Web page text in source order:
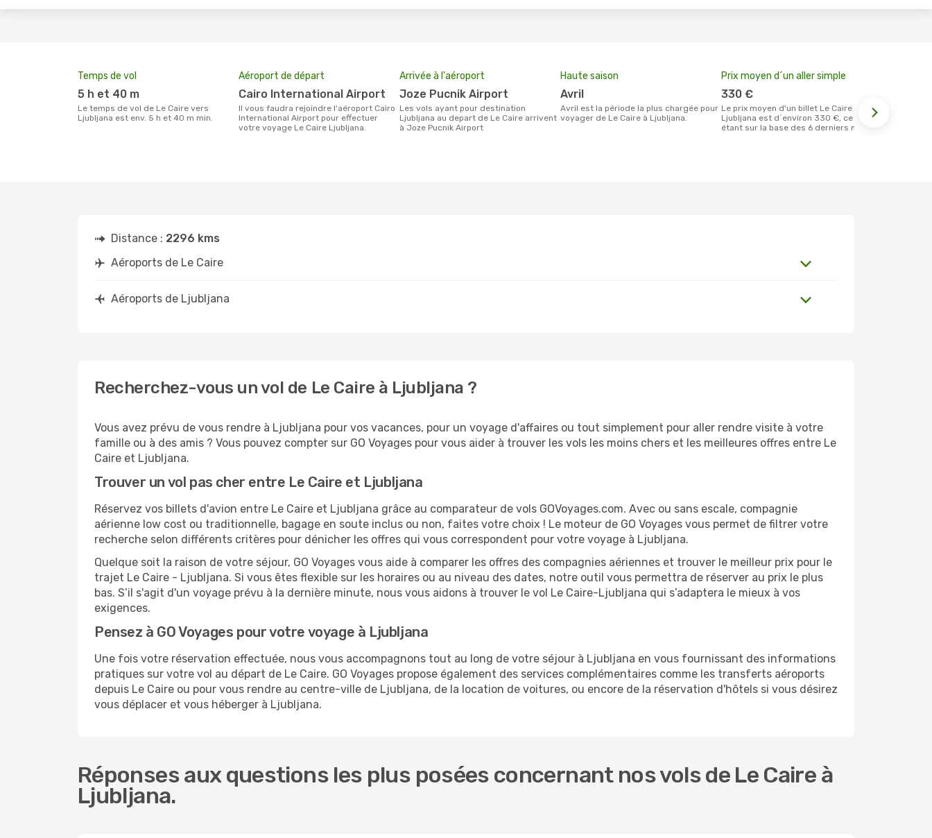
Temps de vol
5 h et 40 m
Le temps de vol de Le Caire vers
Ljubljana est env. 5 h et 40 m min.
Aéroport de départ
Cairo International Airport
Il vous faudra rejoindre l'aéroport Cairo
International Airport pour effectuer
votre voyage Le Caire Ljubljana.
Arrivée à l'aéroport
Joze Pucnik Airport
Les vols ayant pour destination
Ljubljana au depart de Le Caire arrivent
à Joze Pucnik Airport
Haute saison
avril
avril est la période la plus chargée pour
voyager de Le Caire à Ljubljana.
Prix moyen d´un aller simple
330 €
Le prix moyen d'un billet Le Caire
Ljubljana est d´environ 330 €, ce prix
étant sur la base des 6 derniers mois.
Distance : 2296 kms
Aéroports de Le Caire
Aéroports de Ljubljana
Recherchez-vous un vol de Le Caire à Ljubljana ?
Vous avez prévu de vous rendre à Ljubljana pour vos vacances, pour un voyage d'affaires ou tout simplement pour aller rendre visite à votre
famille ou à des amis ? Vous pouvez compter sur GO Voyages pour vous aider à trouver les vols les moins chers et les meilleures offres entre Le
Caire et Ljubljana.
Trouver un vol pas cher entre Le Caire et Ljubljana
Réservez vos billets d'avion entre Le Caire et Ljubljana grâce au comparateur de vols GOVoyages.com. Avec ou sans escale, compagnie
aérienne low cost ou traditionnelle, bagage en soute inclus ou non, faites votre choix ! Le moteur de GO Voyages vous permet de filtrer votre
recherche selon différents critères pour dénicher les offres qui vous correspondent pour votre voyage à Ljubljana.
Quelque soit la raison de votre séjour, GO Voyages vous aide à comparer les offres des compagnies aériennes et trouver le meilleur prix pour le
trajet Le Caire - Ljubljana. Si vous êtes flexible sur les horaires ou au niveau des dates, notre outil vous permettra de réserver au prix le plus
bas. S’il s'agit d'un voyage prévu à la dernière minute, nous vous aidons à trouver le vol Le Caire-Ljubljana qui s’adaptera le mieux à vos
exigences.
Pensez à GO Voyages pour votre voyage à Ljubljana
Une fois votre réservation effectuée, nous vous accompagnons tout au long de votre séjour à Ljubljana en vous fournissant des informations
pratiques sur votre vol au départ de Le Caire. GO Voyages propose également des services complémentaires comme les transferts aéroports
depuis Le Caire ou pour vous rendre au centre-ville de Ljubljana, de la location de voitures, ou encore de la réservation d'hôtels si vous désirez
vous déplacer et vous héberger à Ljubljana.
Réponses aux questions les plus posées concernant nos vols de Le Caire à
Ljubljana.